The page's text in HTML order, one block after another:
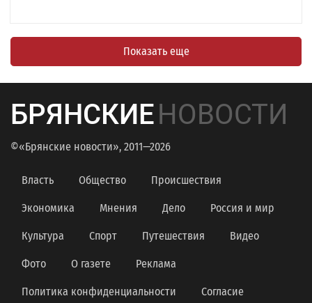
Показать еще
БРЯНСКИЕНОВОСТИ
©«Брянские новости», 2011—2026
Власть Общество Происшествия
Экономика Мнения Дело Россия и мир
Культура Спорт Путешествия Видео
Фото О газете Реклама
Политика конфиденциальности Согласие